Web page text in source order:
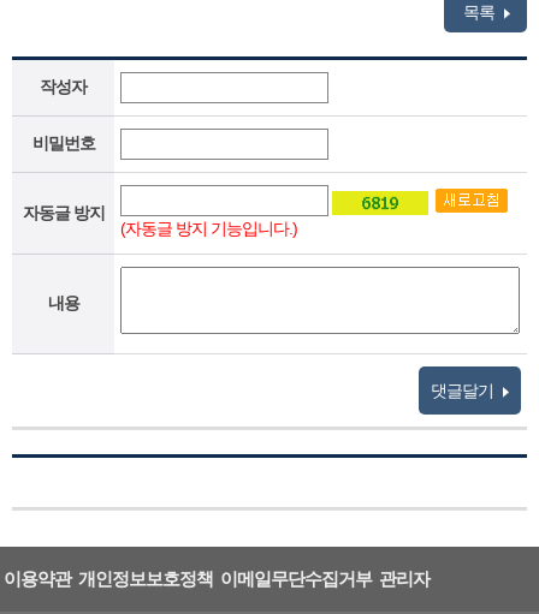
목록
작성자
비밀번호
자동글 방지
(자동글 방지 기능입니다.)
내용
댓글달기
이용약관 개인정보보호정책 이메일무단수집거부 관리자